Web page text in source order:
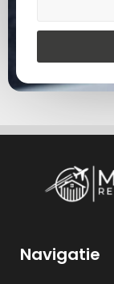
Navigatie